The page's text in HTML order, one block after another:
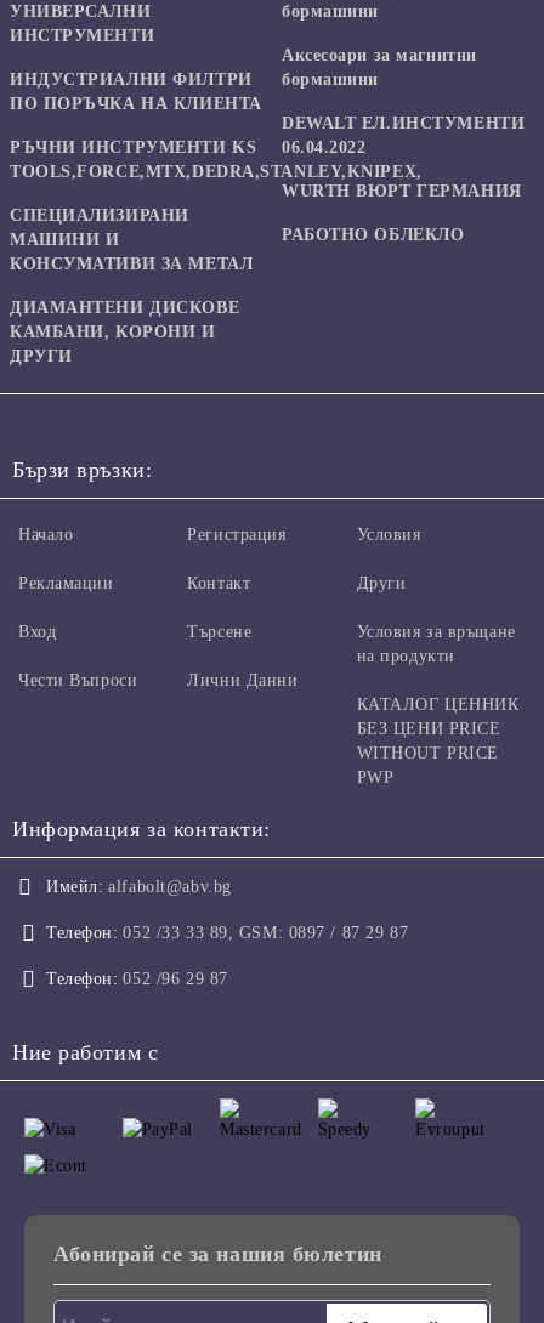
УНИВЕРСАЛНИ
ИНСТРУМЕНТИ
ИНДУСТРИАЛНИ ФИЛТРИ
ПО ПОРЪЧКА НА КЛИЕНТА
РЪЧНИ ИНСТРУМЕНТИ KS
TOOLS,FORCE,MTX,DEDRA,STANLEY,KNIPEX,
СПЕЦИАЛИЗИРАНИ
МАШИНИ И
КОНСУМАТИВИ ЗА МЕТАЛ
ДИАМАНТЕНИ ДИСКОВЕ
КАМБАНИ, КОРОНИ И
ДРУГИ
бормашини
Аксесоари за магнитни
бормашини
DEWALT ЕЛ.ИНСТУМЕНТИ
06.04.2022
WURTH ВЮРТ ГЕРМАНИЯ
РАБОТНО ОБЛЕКЛО
Бързи връзки:
Начало
Рекламации
Вход
Чести Въпроси
Регистрация
Контакт
Търсене
Лични Данни
Условия
Други
Условия за връщане
на продукти
КАТАЛОГ ЦЕННИК
БЕЗ ЦЕНИ PRICE
WITHOUT PRICE
PWP
Информация за контакти:
Имейл: alfabolt@abv.bg
Телефон: 052 /33 33 89, GSM: 0897 / 87 29 87
Телефон: 052 /96 29 87
Ние работим с
Абонирай се за нашия бюлетин